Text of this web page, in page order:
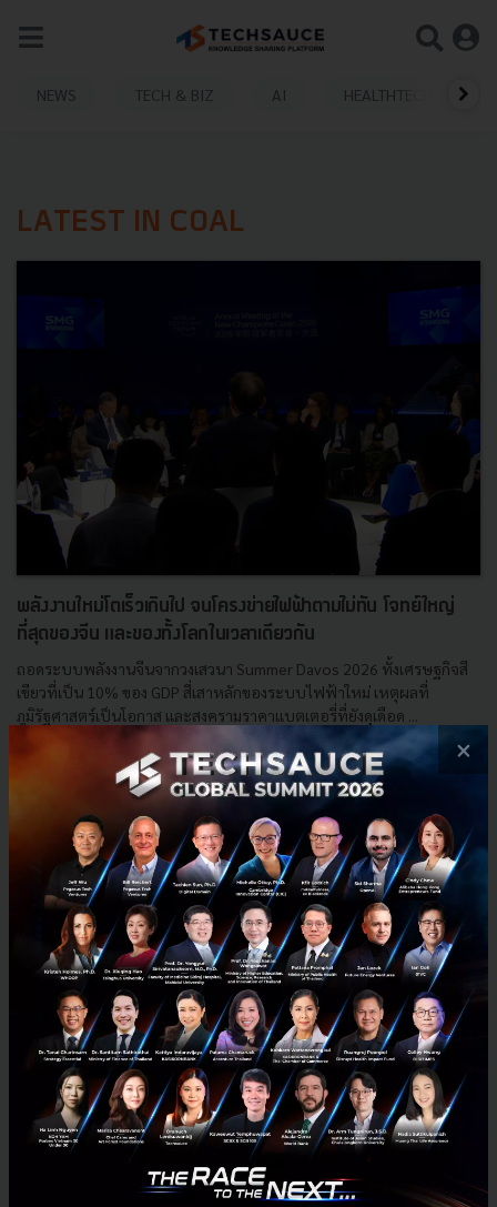
NEWS TECH & BIZ AI HEALTHTECH
LATEST IN COAL
พลังงานใหม่โตเร็วเกินไป จนโครงข่ายไฟฟ้าตามไม่ทัน โจทย์ใหญ่
ที่สุดของจีน และของทั้งโลกในเวลาเดียวกัน
ถอดระบบพลังงานจีนจากวงเสวนา Summer Davos 2026 ทั้งเศรษฐกิจสี
เขียวที่เป็น 10% ของ GDP สี่เสาหลักของระบบไฟฟ้าใหม่ เหตุผลที่
ภูมิรัฐศาสตร์เป็นโอกาส และสงครามราคาแบตเตอรี่ที่ยังดุเดือด ...
| ByTechsauce Team
Sustainable Focus AI Solar
E-mail :contact@techsauce.co
Tel : 02-001-5375
Mobile : 06-4658-9500
Techsauce Media
About Techsauce
×